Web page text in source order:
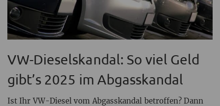
VW-Dieselskandal: So viel Geld
gibt’s 2025 im Abgasskandal
Ist Ihr VW-Diesel vom Abgasskandal betroffen? Dann